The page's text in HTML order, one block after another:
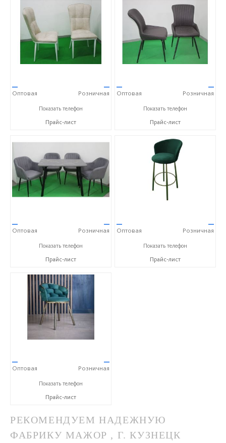
—
Оптовая
—
Розничная
+7 (937) 666-10-50
Показать телефон
Прайс-лист
—
Оптовая
—
Розничная
+7 (937) 666-10-50
Показать телефон
Прайс-лист
—
Оптовая
—
Розничная
+7 (937) 666-10-50
Показать телефон
Прайс-лист
—
Оптовая
—
Розничная
+7 (937) 666-10-50
Показать телефон
Прайс-лист
—
Оптовая
—
Розничная
+7 (937) 666-10-50
Показать телефон
Прайс-лист
РЕКОМЕНДУЕМ НАДЕЖНУЮ
ФАБРИКУ МАЖОР , Г. КУЗНЕЦК